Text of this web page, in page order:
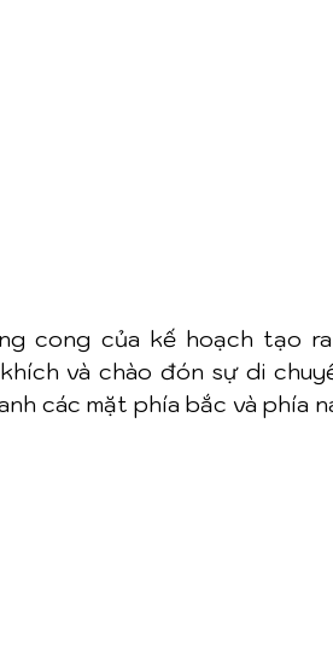
cong của kế hoạch tạo
và chào đón sự di
các mặt phía bắc và phía